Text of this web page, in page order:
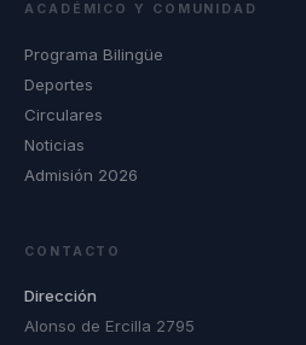
ACADÉMICO Y COMUNIDAD
Programa Bilingüe
Deportes
Circulares
Noticias
Admisión 2026
CONTACTO
Dirección
Alonso de Ercilla 2795